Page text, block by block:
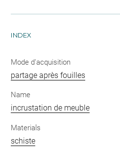
INDEX
Mode d'acquisition
partage après fouilles
Name
incrustation de meuble
Materials
schiste